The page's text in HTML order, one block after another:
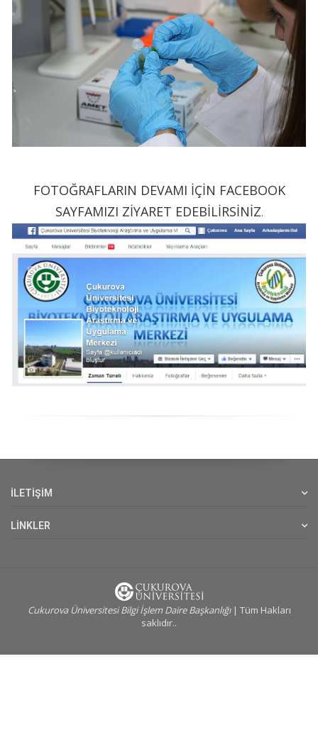
FOTOĞRAFLARIN DEVAMI İÇİN FACEBOOK
SAYFAMIZI ZİYARET EDEBİLİRSİNİZ.
İLETİŞİM
LİNKLER
Cukurova Üniversitesi Bilgi İşlem Daire Başkanlığı| Tüm Hakları
saklıdır..